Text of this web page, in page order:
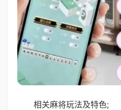
相关麻将玩法及特色;